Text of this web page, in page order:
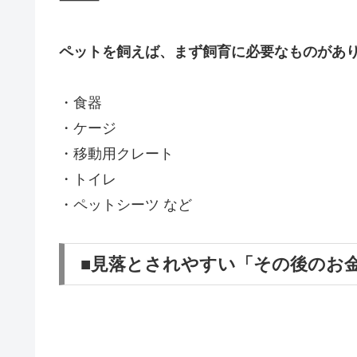
ペットを飼えば、まず飼育に必要なものがあり
・食器
・ケージ
・移動用クレート
・トイレ
・ペットシーツ など
■見落とされやすい「その後のお金